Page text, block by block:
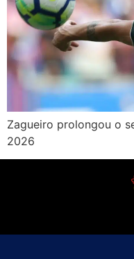
Zagueiro prolongou o
2026